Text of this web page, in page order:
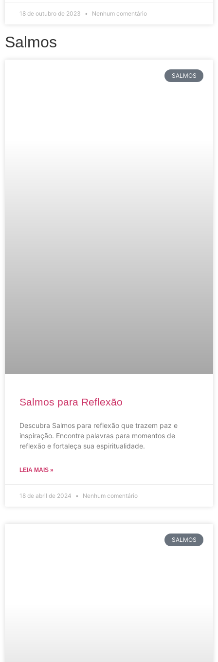
18 de outubro de 2023 Nenhum comentário
Salmos
SALMOS
Salmos para Reflexão
Descubra Salmos para reflexão que trazem paz e
inspiração. Encontre palavras para momentos de
reflexão e fortaleça sua espiritualidade.
LEIA MAIS »
18 de abril de 2024 Nenhum comentário
SALMOS